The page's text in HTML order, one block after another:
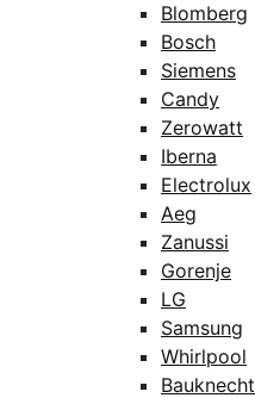
Blomberg
Bosch
Siemens
Candy
Zerowatt
Iberna
Electrolux
Aeg
Zanussi
Gorenje
LG
Samsung
Whirlpool
Bauknecht